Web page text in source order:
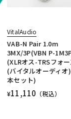
VitalAudio
VAB-N Pair 1.0m
3MX/3P(VBN P-
(XLRオス-TRSフォ
(バイタルオーディオ
本セット)
¥11,110 （税込）